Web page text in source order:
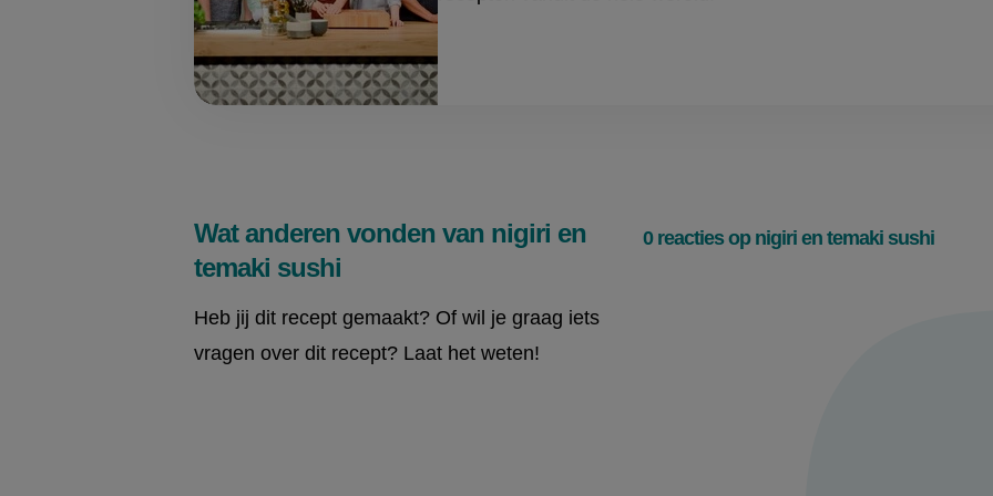
Wat anderen vonden van nigiri en
temaki sushi
Heb jij dit recept gemaakt? Of wil je graag iets
vragen over dit recept? Laat het weten!
0 reacties op nigiri en temaki sushi